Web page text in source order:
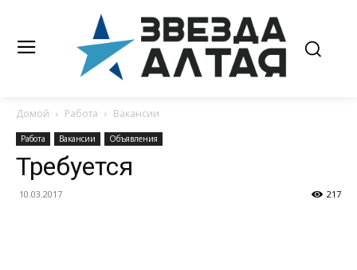
Домой Работа Вакансии
Работа Вакансии Объявления
Требуется
10.03.2017 217